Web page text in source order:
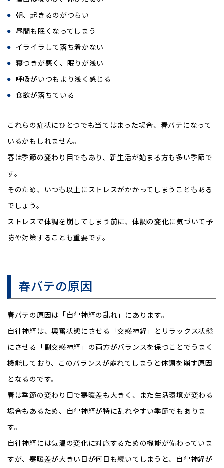
朝、起きるのがつらい
昼間も眠くなってしまう
イライラして落ち着かない
寝つきが悪く、眠りが浅い
呼吸がいつもより浅く感じる
食欲が落ちている
これらの症状にひとつでも当てはまった場合、春バテになって
いるかもしれません。
春は季節の変わり目でもあり、新生活が始まる方も多い季節で
す。
そのため、いつも以上にストレスがかかってしまうこともある
でしょう。
ストレスで体調を崩してしまう前に、体調の変化に気づいて予
防や対策することも重要です。
春バテの原因
春バテの原因は「自律神経の乱れ」にあります。
自律神経は、興奮状態にさせる「交感神経」とリラックス状態
にさせる「副交感神経」の両方がバランスを保つことでうまく
機能しており、このバランスが崩れてしまうと体調を崩す原因
となるのです。
春は季節の変わり目で寒暖差も大きく、また生活環境が変わる
場合もあるため、自律神経が特に乱れやすい季節でもありま
す。
自律神経には気温の変化に対応するための機能が備わっていま
すが、寒暖差が大きい日が何日も続いてしまうと、自律神経が